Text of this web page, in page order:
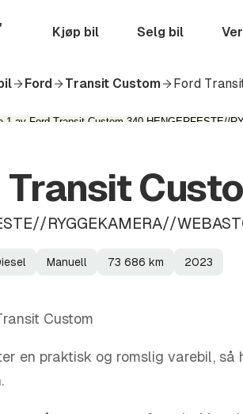
Kjøp bil Selg bil
Ford Transit Custom Ford
Transit
RYGGEKAMERA//
Manuell 73 686 km 2023
Custom
en praktisk og romslig varebil,